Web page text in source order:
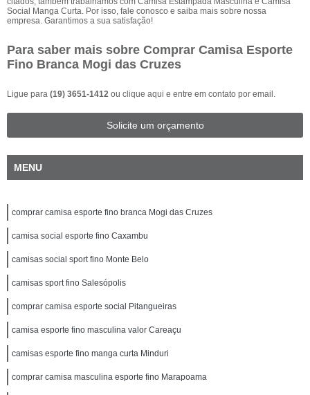
Social Manga Curta. Por isso, fale conosco e saiba mais sobre nossa
empresa. Garantimos a sua satisfação!
Para saber mais sobre Comprar Camisa Esporte
Fino Branca Mogi das Cruzes
Ligue para (19) 3651-1412 ou clique aqui e entre em contato por email.
Solicite um orçamento
MENU
comprar camisa esporte fino branca Mogi das Cruzes
camisa social esporte fino Caxambu
camisas social sport fino Monte Belo
camisas sport fino Salesópolis
comprar camisa esporte social Pitangueiras
camisa esporte fino masculina valor Careaçu
camisas esporte fino manga curta Minduri
comprar camisa masculina esporte fino Marapoama